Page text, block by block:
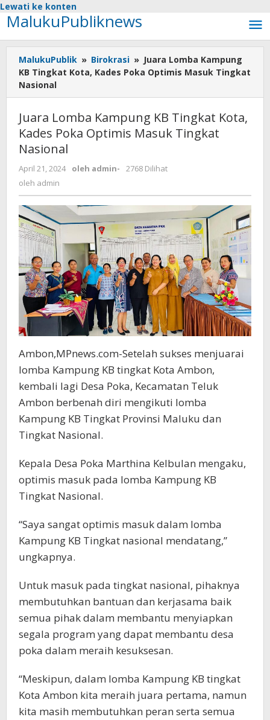
Lewati ke konten
MalukuPubliknews
MalukuPublik » Birokrasi » Juara Lomba Kampung
KB Tingkat Kota, Kades Poka Optimis Masuk Tingkat
Nasional
Juara Lomba Kampung KB Tingkat Kota,
Kades Poka Optimis Masuk Tingkat
Nasional
April 21, 2024 oleh admin-
2768 Dilihat
oleh admin
Ambon,MPnews.com-Setelah sukses menjuarai
lomba Kampung KB tingkat Kota Ambon,
kembali lagi Desa Poka, Kecamatan Teluk
Ambon berbenah diri mengikuti lomba
Kampung KB Tingkat Provinsi Maluku dan
Tingkat Nasional.
Kepala Desa Poka Marthina Kelbulan mengaku,
optimis masuk pada lomba Kampung KB
Tingkat Nasional.
“Saya sangat optimis masuk dalam lomba
Kampung KB Tingkat nasional mendatang,”
ungkapnya.
Untuk masuk pada tingkat nasional, pihaknya
membutuhkan bantuan dan kerjasama baik
semua pihak dalam membantu menyiapkan
segala program yang dapat membantu desa
poka dalam meraih kesuksesan.
“Meskipun, dalam lomba Kampung KB tingkat
Kota Ambon kita meraih juara pertama, namun
kita masih membutuhkan peran serta semua